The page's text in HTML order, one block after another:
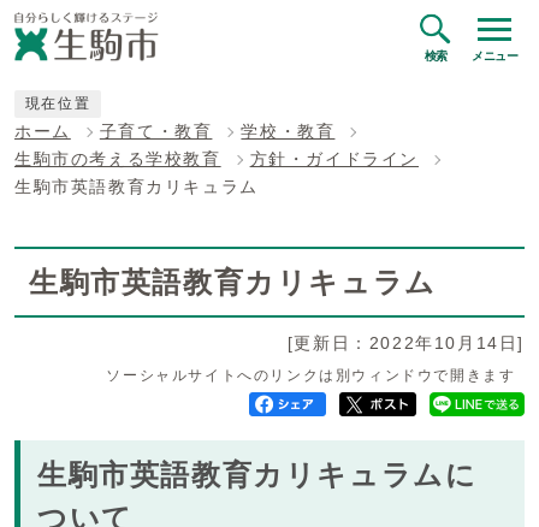
検索 メニュー
現在位置
ホーム 子育て・教育
学校・教育
生駒市の考える学校教育
方針・ガイドライン
生駒市英語教育カリキュラム
生駒市英語教育カリキュラム
[更新日：2022年10月14日]
ソーシャルサイトへのリンクは別ウィンドウで開きます
生駒市英語教育カリキュラムに
ついて